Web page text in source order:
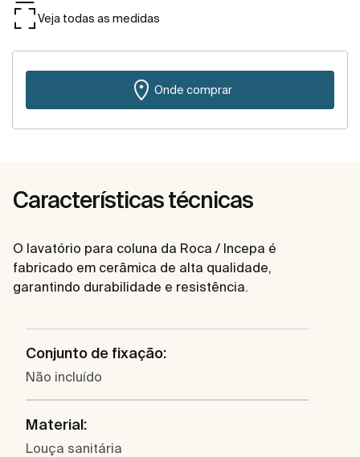
Veja todas as medidas
Onde comprar
Características técnicas
O lavatório para coluna da Roca / Incepa é
fabricado em cerâmica de alta qualidade,
garantindo durabilidade e resistência.
Conjunto de fixação:
Não incluído
Material:
Louça sanitária